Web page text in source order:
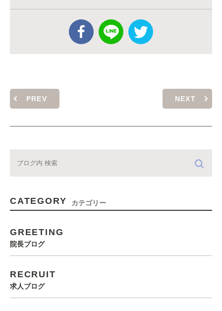
PREV NEXT
CATEGORY カテゴリー
GREETING
院長ブログ
RECRUIT
求人ブログ